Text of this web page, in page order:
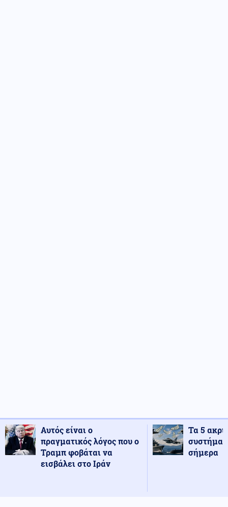
Αυτός είναι ο
πραγματικός λόγος που ο
Τραμπ φοβάται να
εισβάλει στο Ιράν
Τα 5
σήμερα